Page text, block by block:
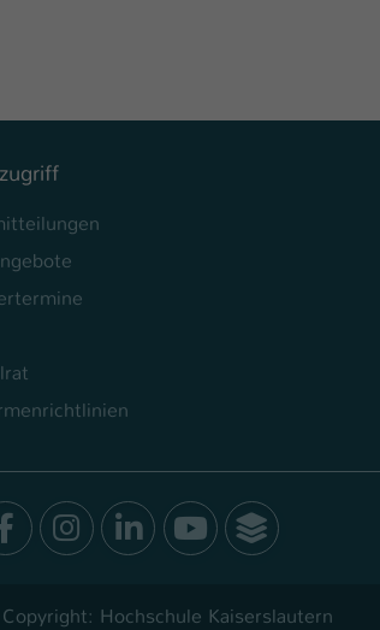
Facebook
Instagram
LinkedIn
Youtube
Hochschule Kaiserslautern